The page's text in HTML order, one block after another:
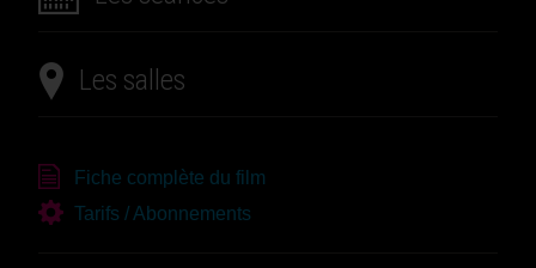
Les salles
Fiche complète du film
Tarifs / Abonnements